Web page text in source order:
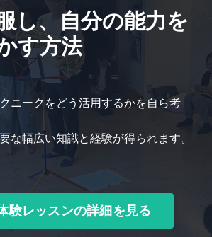
し、自分の能力を
す方法
ニークをどう活用するかを自ら考
な幅広い知識と経験が得られます。
験レッスンの詳細を見る